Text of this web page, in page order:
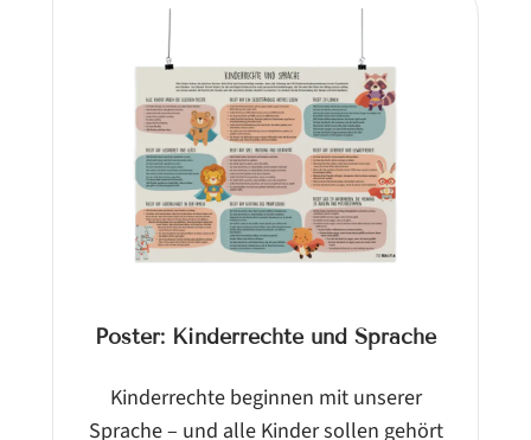
Poster: Kinderrechte und Sprache
Kinderrechte beginnen mit unserer
Sprache – und alle Kinder sollen gehört